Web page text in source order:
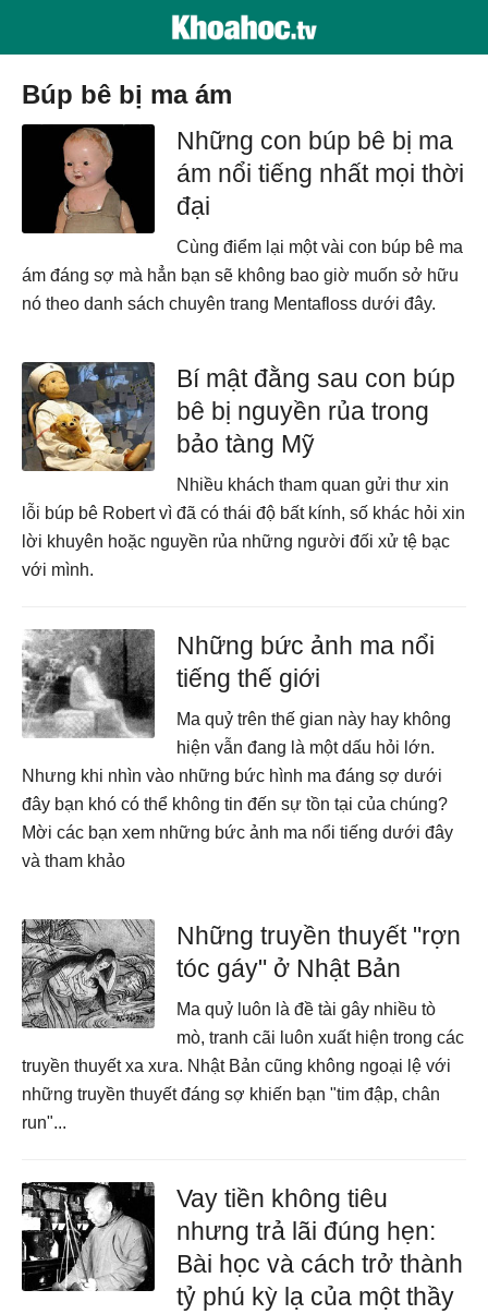
búp bê bị ma ám
Những con búp bê bị ma
ám nổi tiếng nhất mọi thời
đại
Cùng điểm lại một vài con búp bê ma
ám đáng sợ mà hẳn bạn sẽ không bao giờ muốn sở hữu
nó theo danh sách chuyên trang Mentafloss dưới đây.
Bí mật đằng sau con búp
bê bị nguyền rủa trong
bảo tàng Mỹ
Nhiều khách tham quan gửi thư xin
lỗi búp bê Robert vì đã có thái độ bất kính, số khác hỏi xin
lời khuyên hoặc nguyền rủa những người đối xử tệ bạc
với mình.
Những bức ảnh ma nổi
tiếng thế giới
Ma quỷ trên thế gian này hay không
hiện vẫn đang là một dấu hỏi lớn.
Nhưng khi nhìn vào những bức hình ma đáng sợ dưới
đây bạn khó có thể không tin đến sự tồn tại của chúng?
Mời các bạn xem những bức ảnh ma nổi tiếng dưới đây
và tham khảo
Những truyền thuyết "rợn
tóc gáy" ở Nhật Bản
Ma quỷ luôn là đề tài gây nhiều tò
mò, tranh cãi luôn xuất hiện trong các
truyền thuyết xa xưa. Nhật Bản cũng không ngoại lệ với
những truyền thuyết đáng sợ khiến bạn "tim đập, chân
run"...
Vay tiền không tiêu
nhưng trả lãi đúng hẹn:
Bài học và cách trở thành
tỷ phú kỳ lạ của một thầy